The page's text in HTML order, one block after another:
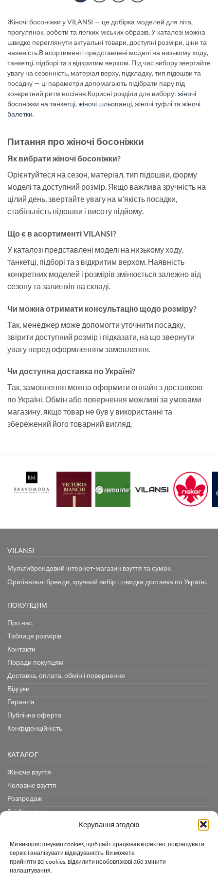
Керування згодою
Ми використовуємо cookies, щоб сайт працював коректно, покращувати
сервіс і аналізувати відвідуваність. Ви можете
прийняти всі cookies, відхилити необовязкові або змінити
налаштування.
Жіночі босоніжки у VILANSI — це добірка моделей для літа,
прогулянок, роботи та легких міських образів. У каталозі можна
швидко переглянути актуальні товари, доступні розміри, ціни та
наявність.В асортименті представлені моделі на низькому ходу,
танкетці, підборі та з відкритим верхом. Під час вибору звертайте
увагу на сезонність, матеріал верху, підкладку, тип підошви та
посадку — ці параметри допомагають підібрати пару під
конкретний ритм носіння.Корисні розділи для вибору: жіночі
босоніжки на танкетці,жіночі шльопанці,жіночі туфліта жіночі
балетки.
Питання про жіночі босоніжки
Як вибрати жіночі босоніжки?
Орієнтуйтеся на сезон, матеріал, тип підошви, форму
моделі та доступний розмір. Якщо важлива зручність на
цілий день, звертайте увагу на м’якість посадки,
стабільність підошви і висоту підйому.
Що є в асортименті VILANSI?
У каталозі представлені моделі на низькому ходу,
танкетці, підборі та з відкритим верхом. Наявність
конкретних моделей і розмірів змінюється залежно від
сезону та залишків на складі.
Чи можна отримати консультацію щодо розміру?
Так, менеджер може допомогти уточнити посадку,
звірити доступний розмір і підказати, на що звернути
увагу перед оформленням замовлення.
Чи доступна доставка по Україні?
Так, замовлення можна оформити онлайн з доставкою
по Україні. Обмін або повернення можливі за умовами
магазину, якщо товар не був у використанні та
збережений його товарний вигляд.
VILANSI
Мультибрендовий інтернет-магазин взуття та сумок.
Оригінальні бренди, зручний вибір і швидка доставка по Україні.
ПОКУПЦЯМ
Про нас
Таблиця розмірів
Контакти
Поради покупцям
Доставка, оплата, обмін і повернення
Відгуки
Гарантія
Публічна оферта
Конфіденційність
КАТАЛОГ
Жіноче взуття
Чоловіче взуття
Розпродаж
Всі бренди
(093) 110-30-31
(096) 110-30-31